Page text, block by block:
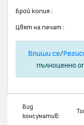
Брой копия :
Цвят на печат :
Впиши се/
пълноценно
Вид
консуматив: